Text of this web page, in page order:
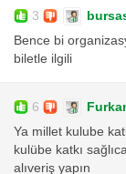
3
Bence bi
biletle ilgili
6
Ya millet kulube
kulübe katkı
alıveriş yapın